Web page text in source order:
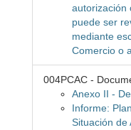
autorización
puede ser
mediante
Comercio o
004PCAC -
Anexo II -
Informe:
Situación de